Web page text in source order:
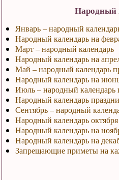
Народный
Январь – народный
Народный календарь на
Март – народный календарь
Народный календарь на
Май – народный календарь
Народный календарь на
Июль – народный календарь
Народный календарь
Сентябрь – народный
Народный календарь октября
Народный календарь на
Народный календарь на
Запрещающие приметы на